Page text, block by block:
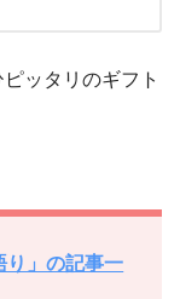
ッタリのギフト
り」の記事一